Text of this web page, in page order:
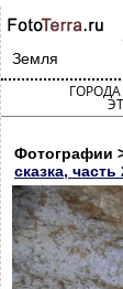
Земля
Фотографии
сказка,